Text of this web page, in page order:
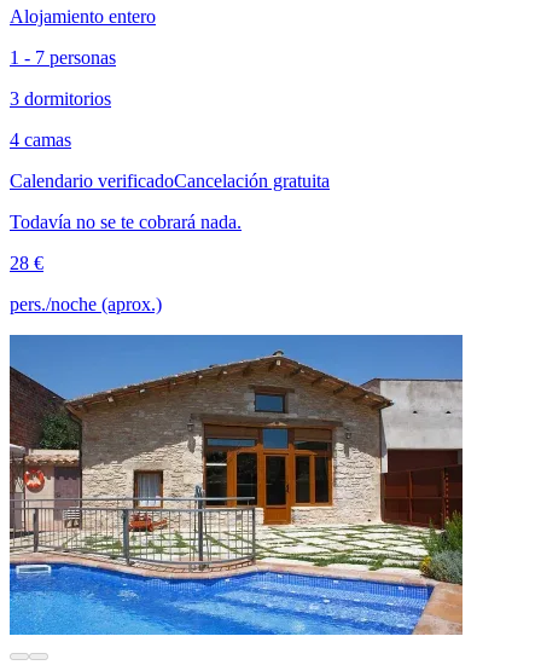
Alojamiento entero
1 - 7 personas
3 dormitorios
4 camas
Calendario verificadoCancelación gratuita
Todavía no se te cobrará nada.
28 €
pers./noche (aprox.)